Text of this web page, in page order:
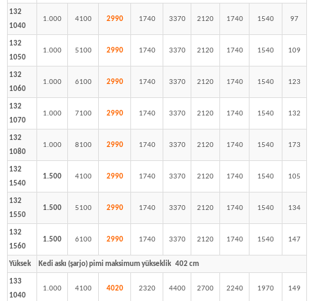
132
1040
1.000 4100 2990 1740 3370 2120 1740 1540 97
132
1050
1.000 5100 2990 1740 3370 2120 1740 1540 109
132
1060
1.000 6100 2990 1740 3370 2120 1740 1540 123
132
1070
1.000 7100 2990 1740 3370 2120 1740 1540 132
132
1080
1.000 8100 2990 1740 3370 2120 1740 1540 173
132
1540
1.500 4100 2990 1740 3370 2120 1740 1540 105
132
1550
1.500 5100 2990 1740 3370 2120 1740 1540 134
132
1560
1.500 6100 2990 1740 3370 2120 1740 1540 147
Yüksek Kedi askı (şarjo) pimi maksimum yükseklik 402 cm
133
1040
1.000 4100 4020 2320 4400 2700 2240 1970 149